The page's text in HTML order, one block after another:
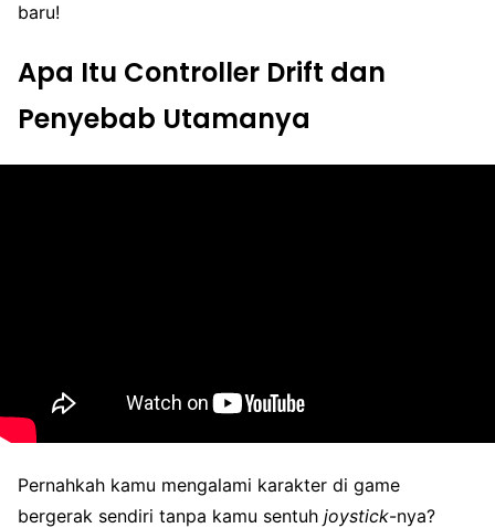
baru!
Apa Itu Controller Drift dan
Penyebab Utamanya
Pernahkah kamu mengalami karakter di game
bergerak sendiri tanpa kamu sentuh joystick-nya?